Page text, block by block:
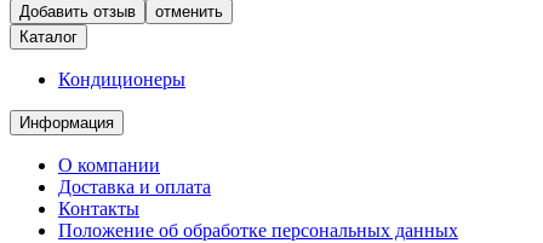
отменить
Каталог
Кондиционеры
Информация
О компании
Доставка и оплата
Контакты
Положение об обработке персональных данных